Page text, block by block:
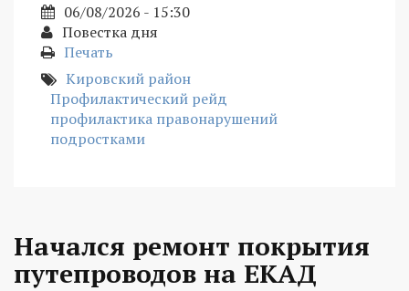
06/08/2026 - 15:30
Повестка дня
Печать
Кировский район
Профилактический рейд
профилактика правонарушений
подростками
Начался ремонт покрытия
путепроводов на ЕКАД